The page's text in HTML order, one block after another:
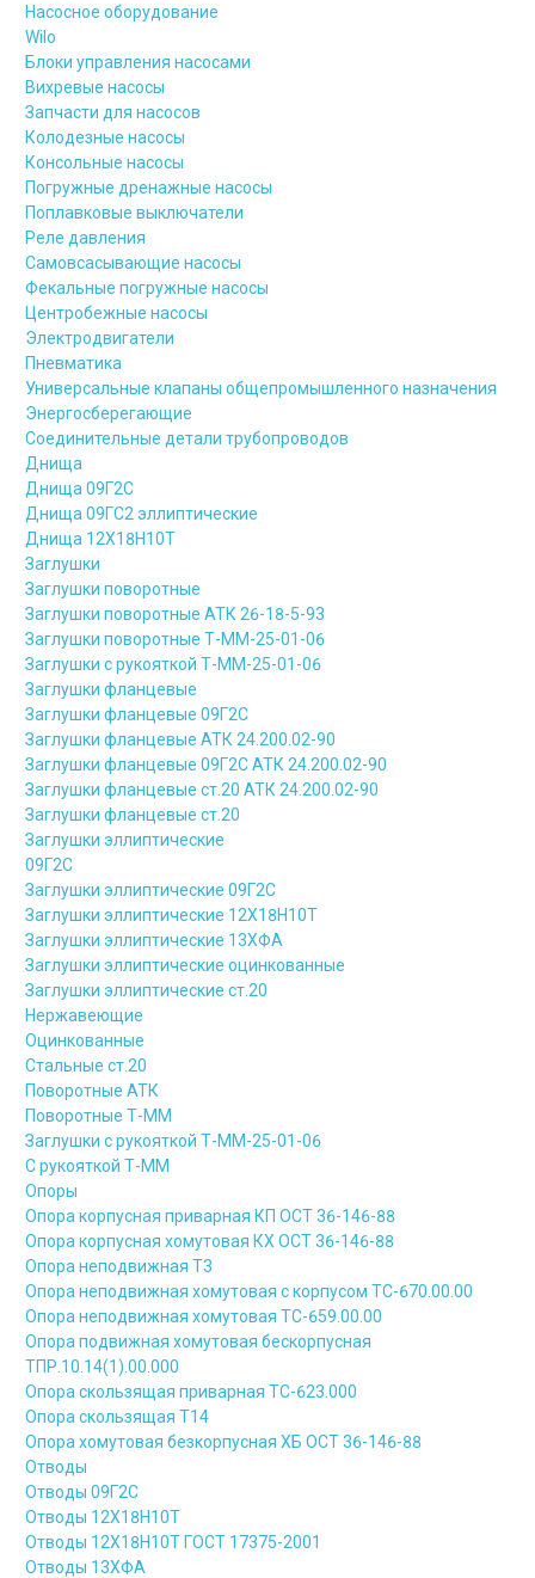
Насосное оборудование
Wilo
Блоки управления насосами
Вихревые насосы
Запчасти для насосов
Колодезные насосы
Консольные насосы
Погружные дренажные насосы
Поплавковые выключатели
Реле давления
Самовсасывающие насосы
Фекальные погружные насосы
Центробежные насосы
Электродвигатели
Пневматика
Универсальные клапаны общепромышленного назначения
Энергосберегающие
Соединительные детали трубопроводов
Днища
Днища 09Г2С
Днища 09ГС2 эллиптические
Днища 12Х18Н10Т
Заглушки
Заглушки поворотные
Заглушки поворотные АТК 26-18-5-93
Заглушки поворотные Т-ММ-25-01-06
Заглушки с рукояткой Т-ММ-25-01-06
Заглушки фланцевые
Заглушки фланцевые 09Г2С
Заглушки фланцевые АТК 24.200.02-90
Заглушки фланцевые 09Г2С АТК 24.200.02-90
Заглушки фланцевые ст.20 АТК 24.200.02-90
Заглушки фланцевые ст.20
Заглушки эллиптические
09Г2С
Заглушки эллиптические 09Г2С
Заглушки эллиптические 12Х18Н10Т
Заглушки эллиптические 13ХФА
Заглушки эллиптические оцинкованные
Заглушки эллиптические ст.20
Нержавеющие
Оцинкованные
Стальные ст.20
Поворотные АТК
Поворотные Т-ММ
Заглушки с рукояткой Т-ММ-25-01-06
С рукояткой Т-ММ
Опоры
Опора корпусная приварная КП ОСТ 36-146-88
Опора корпусная хомутовая КХ ОСТ 36-146-88
Опора неподвижная Т3
Опора неподвижная хомутовая с корпусом ТС-670.00.00
Опора неподвижная хомутовая ТС-659.00.00
Опора подвижная хомутовая бескорпусная
ТПР.10.14(1).00.000
Опора скользящая приварная ТС-623.000
Опора скользящая Т14
Опора хомутовая безкорпусная ХБ ОСТ 36-146-88
Отводы
Отводы 09Г2С
Отводы 12Х18Н10Т
Отводы 12Х18Н10Т ГОСТ 17375-2001
Отводы 13ХФА